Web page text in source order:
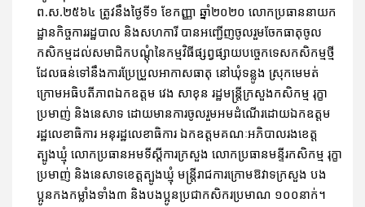
ព.ស.២៥៦៤ ត្រូវនឹងថ្ងៃទី១ ខែកញ្ញា ឆ្នាំ២០២០ លោកប្រធាននាយក
ដ្ឋានកិច្ចការរដ្ឋបាល និងសហការី បានអញ្ជើញចូលរួមចែកធាតុចូល
កសិកម្មដល់សមាជិកបណ្តុំនៃកម្មវិធីផ្សព្វផ្សាយបច្ចេកទេសកសិកម្មថ្មី
ដែលធន់ទៅនឹងការប្រែប្រួលអាកាសធាតុ នៅឃុំទន្លូង ស្រុកមេមត់
ក្រោមអធិបតីភាពឯកឧត្តម វេង សាខុន រដ្ឋមន្រ្តីក្រសួងកសិកម្ម រុក្ខា
ប្រមាញ់ និងនេសាទ ដោយមានការចូលរួមអមដំណើរដោយឯកឧត្តម
រដ្ឋលេខាធិការ អនុរដ្ឋលេខាធិការ ឯកឧត្តមគណៈអភិបាលរងខេត្ត
ត្បូងឃ្មុំ លោកប្រធានអមទីស្តីការក្រសួង លោកប្រធានមន្ទីរកសិកម្ម រុក្ខា
ប្រមាញ់ និងនេសាទខេត្តត្បូងឃ្មុំ មន្រ្តីរាជការក្រោមឱវាទក្រសួង បង
ប្អូនកងកម្លាំងទាំង៣ និងបងប្អូនប្រជាកសិករប្រមាណ ១០០នាក់។